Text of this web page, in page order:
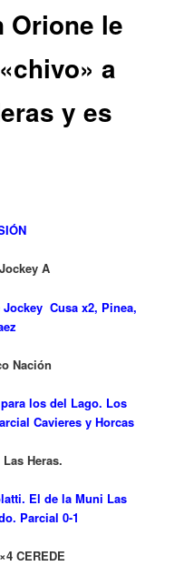
Orione le
a
y es
Jockey A
Cusa x2, Pinea,
Nación
los del Lago. Los
Cavieres y Horcas
Heras.
El de la Muni Las
Parcial 0-1
CEREDE